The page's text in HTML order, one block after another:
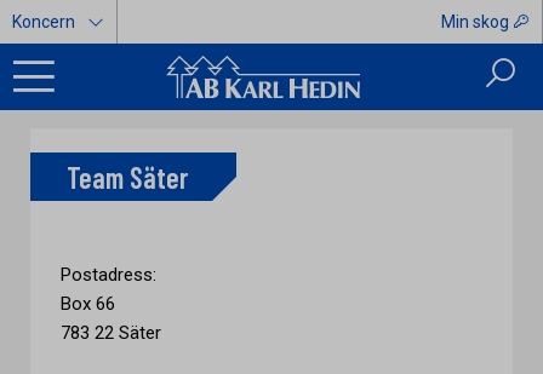
Koncern Min skog
Team Säter
Postadress:
Box 66
783 22 Säter